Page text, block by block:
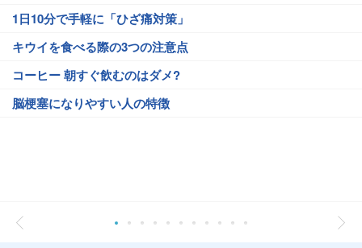
1日10分で手軽に「ひざ痛対策」
キウイを食べる際の3つの注意点
コーヒー 朝すぐ飲むのはダメ?
脳梗塞になりやすい人の特徴